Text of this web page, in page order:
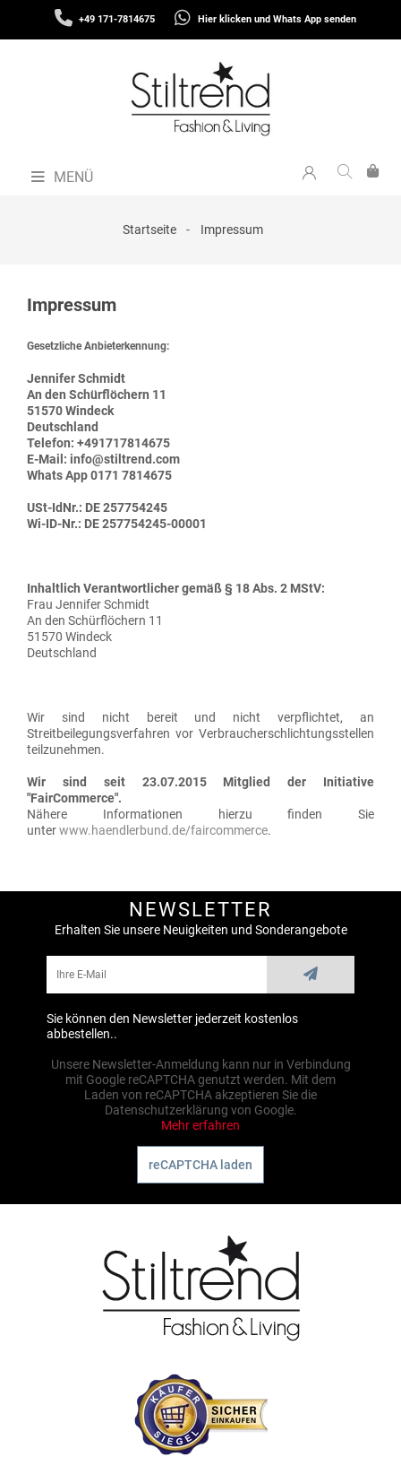
+49 171-7814675 Hier klicken und Whats App senden
MENÜ
MENÜ
SCHALS
STIRNBÄNDER
THEMEN
LIVING
SCHMUCK
SOCKEN
GESCHENKIDEEN
HANDSCHUHE
KIDS
MARKEN
Startseite Impressum
Impressum
Gesetzliche Anbieterkennung:
Jennifer Schmidt
An den Schürflöchern 11
51570 Windeck
Deutschland
Telefon: +491717814675
E-Mail: info@stiltrend.com
Whats App 0171 7814675
USt-IdNr.: DE 257754245
Wi-ID-Nr.: DE 257754245-00001
Inhaltlich Verantwortlicher gemäß § 18 Abs. 2 MStV:
Frau JenniferSchmidt
An den Schürflöchern 11
51570 Windeck
Deutschland
Wir sind nicht bereit und nicht verpflichtet, an
Streitbeilegungsverfahren vor Verbraucherschlichtungsstellen
teilzunehmen.
Wir sind seit 23.07.2015 Mitglied der Initiative
"FairCommerce".
Nähere Informationen hierzu finden Sie
unterwww.haendlerbund.de/faircommerce.
NEWSLETTER
Erhalten Sie unsere Neuigkeiten und Sonderangebote
Sie können den Newsletter jederzeit kostenlos
abbestellen..
Unsere Newsletter-Anmeldung kann nur in Verbindung
mit Google reCAPTCHA genutzt werden. Mit dem
Laden von reCAPTCHA akzeptieren Sie die
Datenschutzerklärung von Google.
Mehr erfahren
reCAPTCHA laden